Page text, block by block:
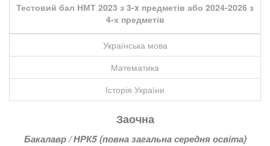
Тестовий бал НМТ 2023 з 3-x предметів або 2024-2026 з
4-х предметів
Українська мова
Математика
Історія України
Заочна
Бакалавр / НРК5 (повна загальна середня освіта)